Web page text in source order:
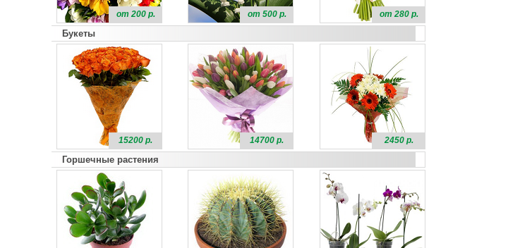
от 200 р. от 500 р. от 280 р.
Букеты
15200 р. 14700 р. 2450 р.
Горшечные растения